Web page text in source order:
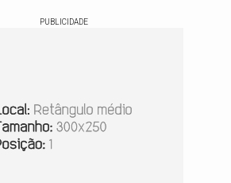
PUBLICIDADE